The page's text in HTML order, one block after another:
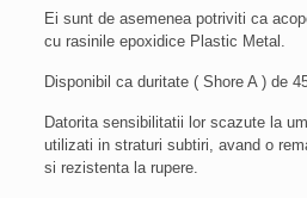
Ei sunt de asemenea potriviti ca
cu rasinile epoxidice Plastic Metal.
Disponibil ca duritate ( Shore A ) de
Datorita sensibilitatii lor scazute la
utilizati in straturi subtiri, avand o
si rezistenta la rupere.